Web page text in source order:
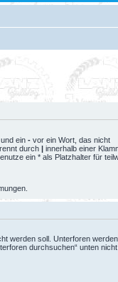
ein - vor ein Wort, das nicht
durch | innerhalb einer
ein * als Platzhalter für
werden soll. Unterforen werden
durchsuchen“ unten nicht